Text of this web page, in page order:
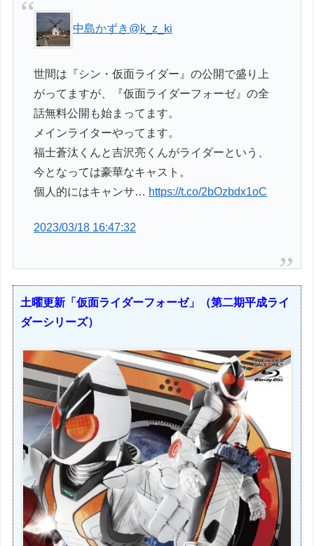
中島かずき @k_z_ki
世間は『シン・仮面ライダー』の公開で盛り上
がってますが、『仮面ライダーフォーゼ』の全
話無料公開も始まってます。
メインライターやってます。
福士蒼汰くんと吉沢亮くんがライダーという、
今となっては豪華なキャスト。
個人的にはキャンサ… https://t.co/2bOzbdx1oC
2023/03/18 16:47:32
土曜更新「仮面ライダーフォーゼ」（第二期平成ライ
ダーシリーズ）